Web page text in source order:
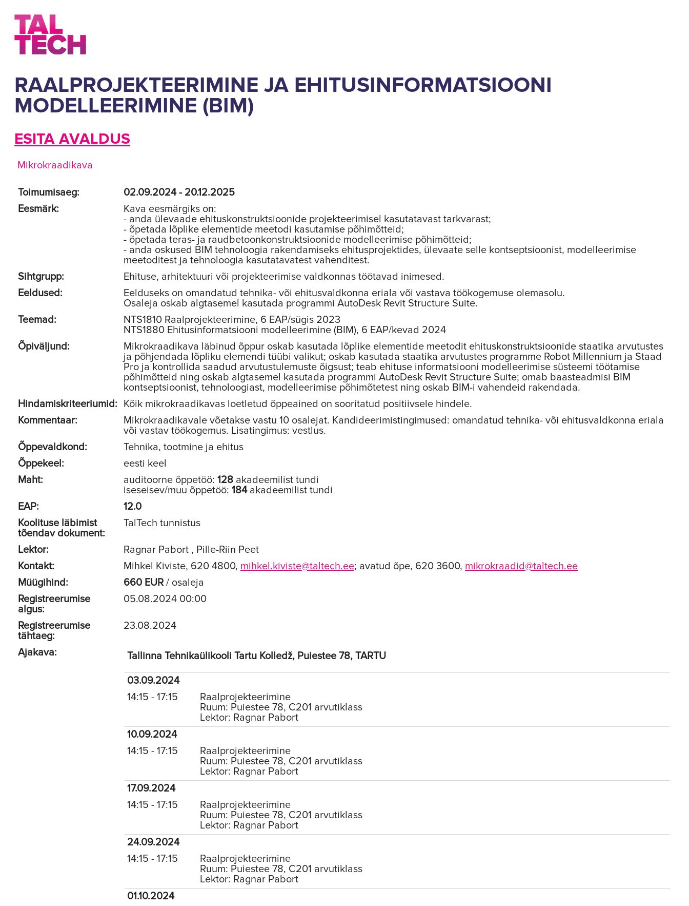
RAALPROJEKTEERIMINE JA EHITUSINFORMATSIOONI
MODELLEERIMINE (BIM)
ESITA AVALDUS
Mikrokraadikava
Toimumisaeg:
02.09.2024 - 20.12.2025
Eesmärk:
Kava eesmärgiks on:
- anda ülevaade ehituskonstruktsioonide projekteerimisel kasutatavast tarkvarast;
- õpetada lõplike elementide meetodi kasutamise põhimõtteid;
- õpetada teras- ja raudbetoonkonstruktsioonide modelleerimise põhimõtteid;
- anda oskused BIM tehnoloogia rakendamiseks ehitusprojektides, ülevaate selle kontseptsioonist, modelleerimise
meetoditest ja tehnoloogia kasutatavatest vahenditest.
Sihtgrupp:
Ehituse, arhitektuuri või projekteerimise valdkonnas töötavad inimesed.
Eeldused:
Eelduseks on omandatud tehnika- või ehitusvaldkonna eriala või vastava töökogemuse olemasolu.
Osaleja oskab algtasemel kasutada programmi AutoDesk Revit Structure Suite.
Teemad:
NTS1810 Raalprojekteerimine, 6 EAP/sügis 2023
NTS1880 Ehitusinformatsiooni modelleerimine (BIM), 6 EAP/kevad 2024
Õpiväljund:
Mikrokraadikava läbinud õppur oskab kasutada lõplike elementide meetodit ehituskonstruktsioonide staatika arvutustes
ja põhjendada lõpliku elemendi tüübi valikut; oskab kasutada staatika arvutustes programme Robot Millennium ja Staad
Pro ja kontrollida saadud arvutustulemuste õigsust; teab ehituse informatsiooni modelleerimise süsteemi töötamise
põhimõtteid ning oskab algtasemel kasutada programmi AutoDesk Revit Structure Suite; omab baasteadmisi BIM
kontseptsioonist, tehnoloogiast, modelleerimise põhimõtetest ning oskab BIM-i vahendeid rakendada.
Hindamiskriteeriumid: Kõik mikrokraadikavas loetletud õppeained on sooritatud positiivsele hindele.
Kommentaar:
Mikrokraadikavale võetakse vastu 10 osalejat. Kandideerimistingimused: omandatud tehnika- või ehitusvaldkonna eriala
või vastav töökogemus. Lisatingimus: vestlus.
Õppevaldkond:
Tehnika, tootmine ja ehitus
Õppekeel:
eesti keel
Maht:
auditoorne õppetöö: 128 akadeemilist tundi
iseseisev/muu õppetöö: 184akadeemilist tundi
EAP:
12.0
Koolituse läbimist
tõendav dokument:
TalTech tunnistus
Lektor:
Ragnar Pabort , Pille-Riin Peet
Kontakt:
Mihkel Kiviste, 620 4800, mihkel.kiviste@taltech.ee; avatud õpe, 620 3600, mikrokraadid@taltech.ee
Müügihind:
660 EUR/ osaleja
Registreerumise
algus:
05.08.2024 00:00
Registreerumise
tähtaeg:
23.08.2024
Ajakava:
Tallinna Tehnikaülikooli Tartu Kolledž, Puiestee 78, TARTU
03.09.2024
14:15 - 17:15
Raalprojekteerimine
Ruum: Puiestee 78, C201 arvutiklass
Lektor: Ragnar Pabort
10.09.2024
14:15 - 17:15
Raalprojekteerimine
Ruum: Puiestee 78, C201 arvutiklass
Lektor: Ragnar Pabort
17.09.2024
14:15 - 17:15
Raalprojekteerimine
Ruum: Puiestee 78, C201 arvutiklass
Lektor: Ragnar Pabort
24.09.2024
14:15 - 17:15
Raalprojekteerimine
Ruum: Puiestee 78, C201 arvutiklass
Lektor: Ragnar Pabort
01.10.2024